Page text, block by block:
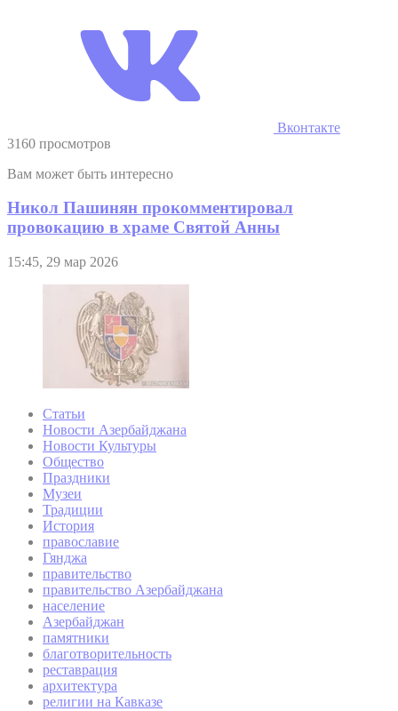
Вконтакте
3160 просмотров
Вам может быть интересно
Никол Пашинян прокомментировал
провокацию в храме Святой Анны
15:45, 29 мар 2026
Статьи
Новости Азербайджана
Новости Культуры
Общество
Праздники
Музеи
Традиции
История
православие
Гянджа
правительство
правительство Азербайджана
население
Азербайджан
памятники
благотворительность
реставрация
архитектура
религии на Кавказе